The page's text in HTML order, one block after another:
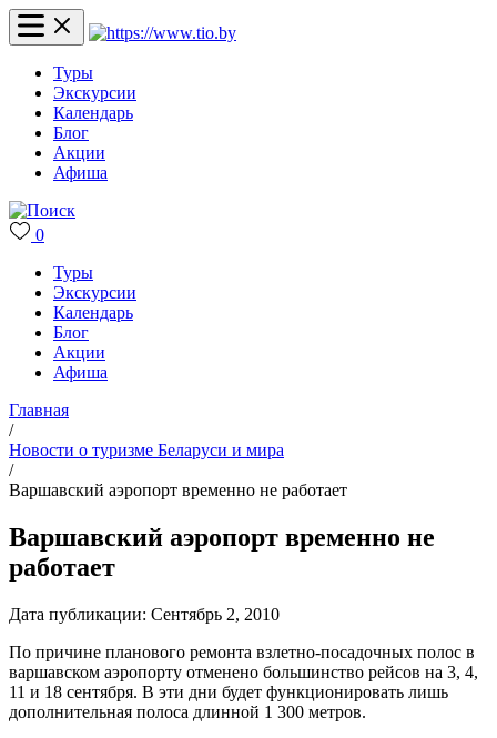
Туры
Экскурсии
Календарь
Блог
Акции
Афиша
0
Туры
Экскурсии
Календарь
Блог
Акции
Афиша
Главная
/
Новости о туризме Беларуси и мира
/
Варшавский аэропорт временно не работает
Варшавский аэропорт временно не
работает
Дата публикации: Сентябрь 2, 2010
По причине планового ремонта взлетно-посадочных полос в
варшавском аэропорту отменено большинство рейсов на 3, 4,
11 и 18 сентября. В эти дни будет функционировать лишь
дополнительная полоса длинной 1 300 метров.